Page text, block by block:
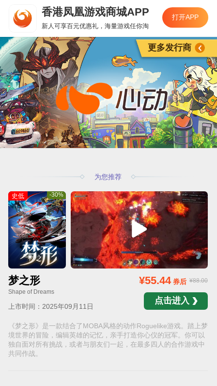
香港凤凰游戏商城APP
新人可享百元优惠礼，海量游戏任你淘
打开APP
为您推荐
史低 -30%
梦之形
Shape of Dreams
上市时间：2025年09月11日
¥88.00
¥55.44券后
点击进入
《梦之形》是一款结合了MOBA风格的动作Roguelike游戏。踏上梦
境世界的冒险，编辑英雄的记忆，亲手打造你心仪的冠军。你可以
独自面对所有挑战，或者与朋友们一起，在最多四人的合作游戏中
共同作战。
更多发行商